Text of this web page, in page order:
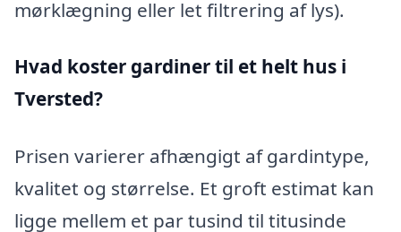
mørklægning eller let filtrering af lys).
Hvad koster gardiner til et helt hus i
Tversted?
Prisen varierer afhængigt af gardintype,
kvalitet og størrelse. Et groft estimat kan
ligge mellem et par tusind til titusinde